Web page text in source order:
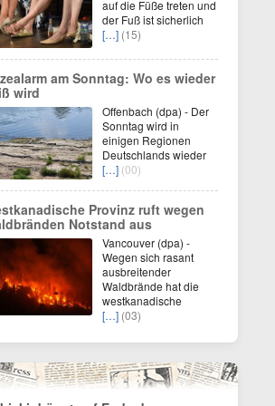
auf die Füße treten und
der Fuß ist sicherlich
[…] (15)
am Sonntag: Wo es wieder
wird
Offenbach (dpa) - Der
Sonntag wird in
einigen Regionen
Deutschlands wieder
[…] (00)
Provinz ruft wegen
Notstand aus
Vancouver (dpa) -
Wegen sich rasant
ausbreitender
Waldbrände hat die
westkanadische
[…] (03)